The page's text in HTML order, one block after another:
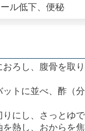
ル低下、便秘
ろし、腹骨を取
トに並べ、酢（
にし、さっとゆで
熱し、おからを